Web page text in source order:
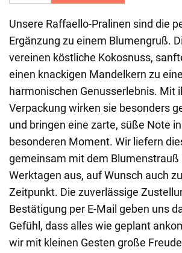
Unsere Raffaello-Pralinen sind die
Ergänzung zu einem Blumengruß.
vereinen köstliche Kokosnuss,
einen knackigen Mandelkern zu
harmonischen Genusserlebnis. Mit
Verpackung wirken sie besonders
und bringen eine zarte, süße Note
besonderen Moment. Wir liefern
gemeinsam mit dem Blumenstrauß
Werktagen aus, auf Wunsch auch
Zeitpunkt. Die zuverlässige
Bestätigung per E-Mail geben uns
Gefühl, dass alles wie geplant
wir mit kleinen Gesten große